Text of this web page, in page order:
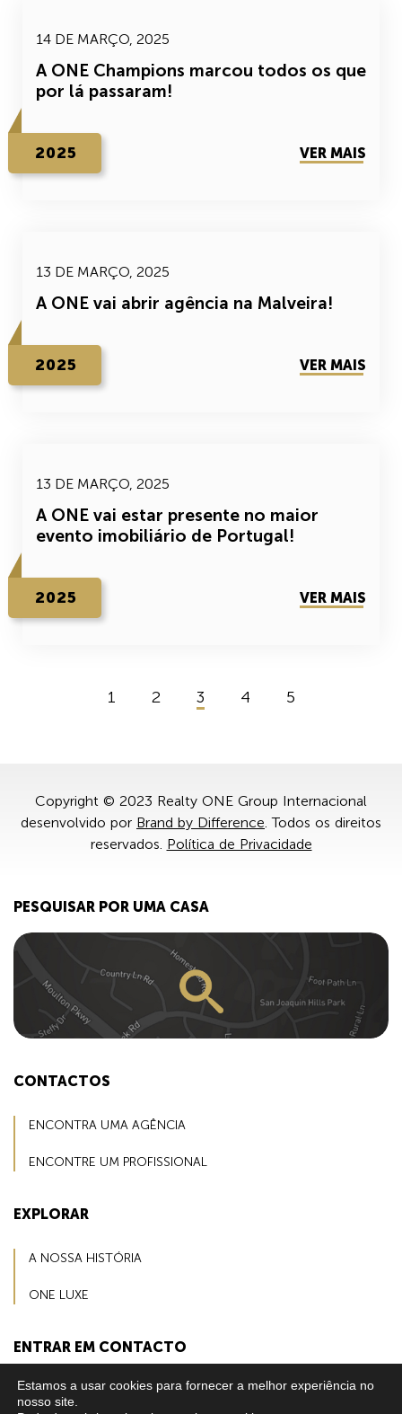
14 DE MARÇO, 2025
A ONE Champions marcou todos os que
por lá passaram!
2025 VER MAIS
13 DE MARÇO, 2025
A ONE vai abrir agência na Malveira!
2025 VER MAIS
13 DE MARÇO, 2025
A ONE vai estar presente no maior
evento imobiliário de Portugal!
2025 VER MAIS
1 2 3 4 5
Copyright © 2023 Realty ONE Group Internacional
desenvolvido por Brand by Difference. Todos os direitos
reservados. Política de Privacidade
PESQUISAR POR UMA CASA
CONTACTOS
ENCONTRA UMA AGÊNCIA
ENCONTRE UM PROFISSIONAL
EXPLORAR
A NOSSA HISTÓRIA
ONE LUXE
ENTRAR EM CONTACTO
COMO PROFISSIONAL
Estamos a usar cookies para fornecer a melhor experiência no
nosso site.